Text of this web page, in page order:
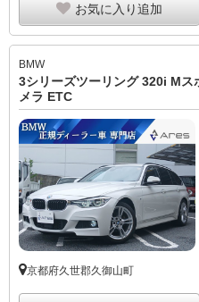
お気に入り追加
BMW
3シリーズツーリング 320i Mス
メラ ETC
京都府久世郡久御山町